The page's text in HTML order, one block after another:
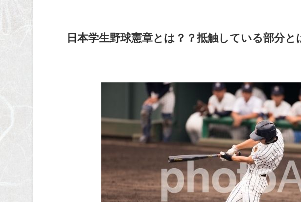
日本学生野球憲章とは？？抵触している部分と